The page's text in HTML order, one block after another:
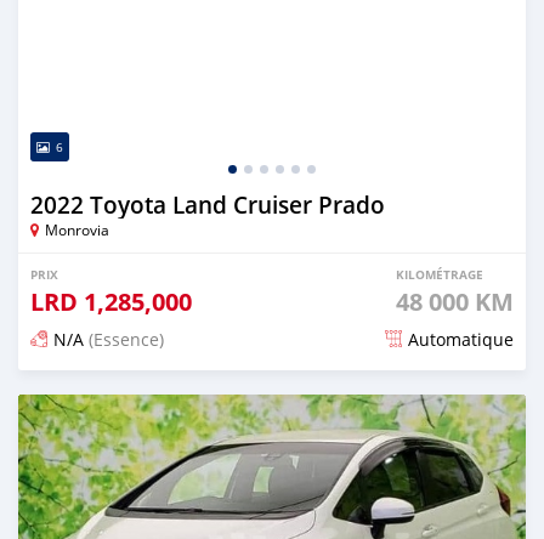
6
2022 Toyota Land Cruiser Prado
Monrovia
PRIX
LRD 1,285,000
KILOMÉTRAGE
48 000 KM
N/A (Essence) Automatique
Publié il y a 3 mois